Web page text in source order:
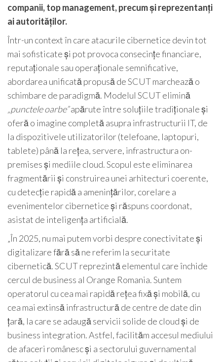
companii, top management, precum și reprezentanți
ai autorităților.
Într-un context în care atacurile cibernetice devin tot
mai sofisticate și pot provoca consecințe financiare,
reputaționale sau operaționale semnificative,
abordarea unificată propusă de SCUT marchează o
schimbare de paradigmă. Modelul SCUT elimină
„punctele oarbe”apărute între soluțiile tradiționale și
oferă o imagine completă asupra infrastructurii IT, de
la dispozitivele utilizatorilor (telefoane, laptopuri,
tablete) până la rețea, servere, infrastructura on-
premises și mediile cloud. Scopul este eliminarea
fragmentării și construirea unei arhitecturi coerente,
cu detecție rapidă a amenințărilor, corelare a
evenimentelor cibernetice și răspuns coordonat,
asistat de inteligența artificială.
„În 2025, nu mai putem vorbi despre conectivitate și
digitalizare fără să ne referim la securitate
cibernetică. SCUT reprezintă elementul care închide
cercul de business al Orange Romania. Suntem
operatorul cu cea mai rapidă rețea fixă și mobilă, cu
cea mai extinsă infrastructură de centre de date din
țară, la care se adaugă servicii solide de cloud și de
business integration. Astfel, facilităm accesul mediului
de afaceri românesc și a sectorului guvernamental